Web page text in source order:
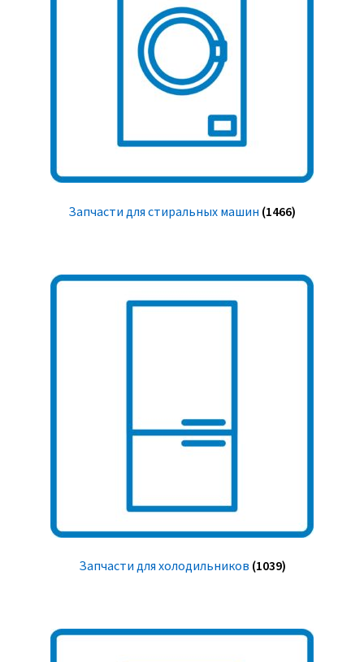
Запчасти для стиральных машин (1466)
Запчасти для холодильников (1039)